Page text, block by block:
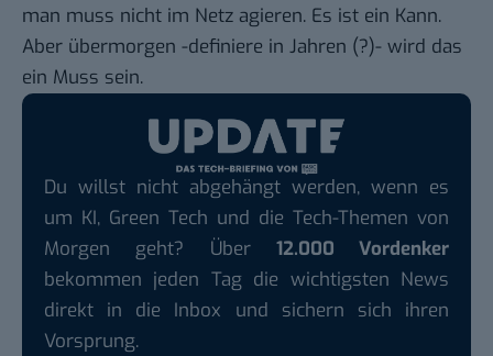
man muss nicht im Netz agieren. Es ist ein Kann.
Aber übermorgen -definiere in Jahren (?)- wird das
ein Muss sein.
Du willst nicht abgehängt werden, wenn es
um KI, Green Tech und die Tech-Themen von
Morgen geht? Über 12.000 Vordenker
bekommen jeden Tag die wichtigsten News
direkt in die Inbox und sichern sich ihren
Vorsprung.